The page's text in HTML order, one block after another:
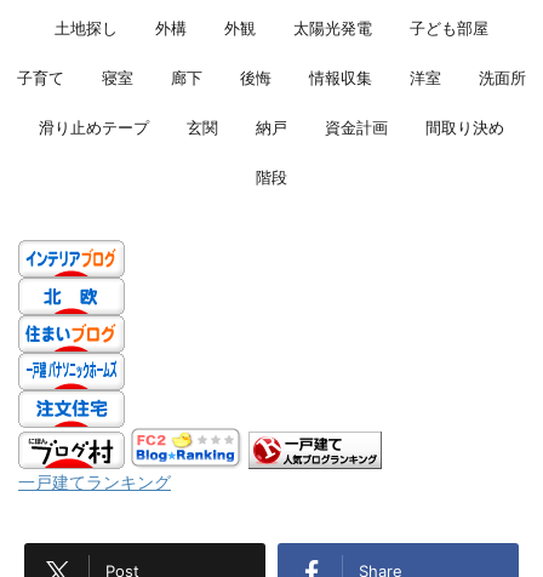
土地探し 外構 外観 太陽光発電 子ども部屋
子育て 寝室 廊下 後悔 情報収集 洋室 洗面所
滑り止めテープ 玄関 納戸 資金計画 間取り決め
階段
一戸建てランキング
Post Share